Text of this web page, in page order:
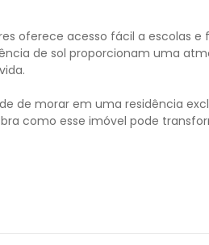
oferece acesso fácil a escolas
de sol proporcionam uma
de morar em uma residência
como esse imóvel pode